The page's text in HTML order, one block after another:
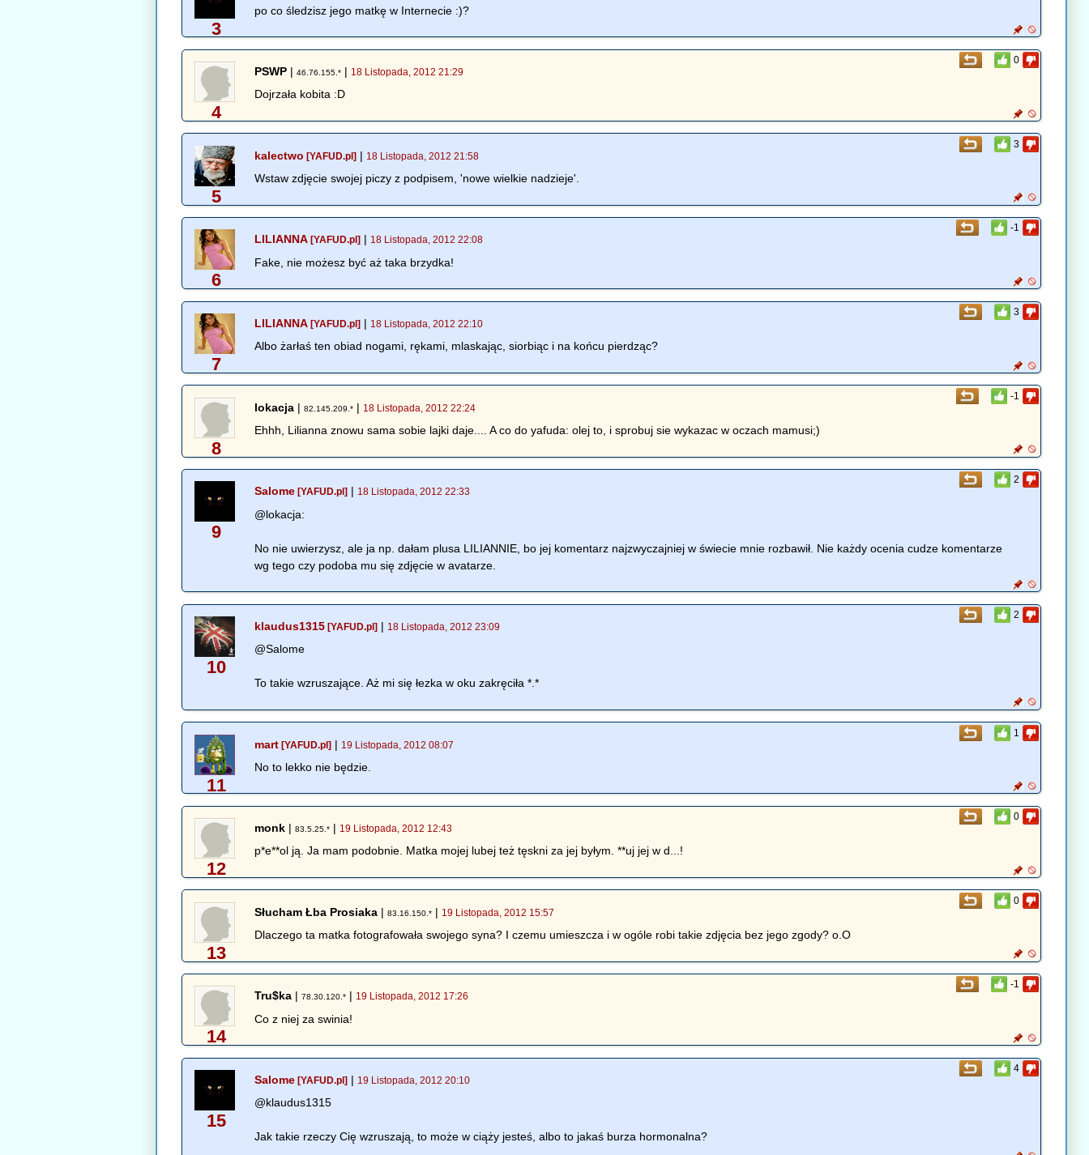
3
po co śledzisz jego matkę w Internecie :)?
0
4
PSWP |46.76.155.* | 18 Listopada, 2012 21:29
Dojrzała kobita :D
3
5
kalectwo [YAFUD.pl] | 18 Listopada, 2012 21:58
Wstaw zdjęcie swojej piczy z podpisem, 'nowe wielkie nadzieje'.
-1
6
LILIANNA [YAFUD.pl] | 18 Listopada, 2012 22:08
Fake, nie możesz być aż taka brzydka!
3
7
LILIANNA [YAFUD.pl] | 18 Listopada, 2012 22:10
Albo żarłaś ten obiad nogami, rękami, mlaskając, siorbiąc i na końcu pierdząc?
-1
8
lokacja |82.145.209.* | 18 Listopada, 2012 22:24
Ehhh, Lilianna znowu sama sobie lajki daje.... A co do yafuda: olej to, i sprobuj sie wykazac w oczach mamusi;)
2
9
Salome [YAFUD.pl] | 18 Listopada, 2012 22:33
@lokacja:
No nie uwierzysz, ale ja np. dałam plusa LILIANNIE, bo jej komentarz najzwyczajniej w świecie mnie rozbawił. Nie każdy ocenia cudze komentarze
wg tego czy podoba mu się zdjęcie w avatarze.
2
10
klaudus1315 [YAFUD.pl] | 18 Listopada, 2012 23:09
@Salome
To takie wzruszające. Aż mi się łezka w oku zakręciła *.*
1
11
mart [YAFUD.pl] | 19 Listopada, 2012 08:07
No to lekko nie będzie.
0
12
monk |83.5.25.* | 19 Listopada, 2012 12:43
p*e**ol ją. Ja mam podobnie. Matka mojej lubej też tęskni za jej byłym. **uj jej w d...!
0
13
Słucham Łba Prosiaka |83.16.150.* | 19 Listopada, 2012 15:57
Dlaczego ta matka fotografowała swojego syna? I czemu umieszcza i w ogóle robi takie zdjęcia bez jego zgody? o.O
-1
14
Tru$ka |78.30.120.* | 19 Listopada, 2012 17:26
Co z niej za swinia!
4
15
Salome [YAFUD.pl] | 19 Listopada, 2012 20:10
@klaudus1315
Jak takie rzeczy Cię wzruszają, to może w ciąży jesteś, albo to jakaś burza hormonalna?